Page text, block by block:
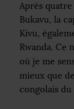
Après
Bukavu, la
Kivu,
Rwanda. Ce
où je me
mieux que
congolais